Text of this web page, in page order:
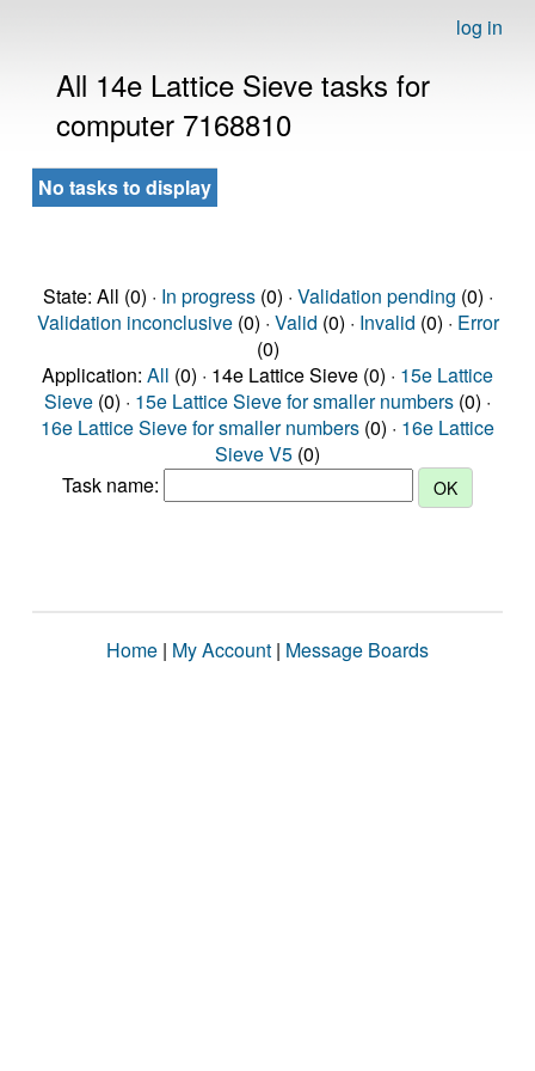
log in
All 14e Lattice Sieve tasks for
computer 7168810
No tasks to display
State: All (0) · In progress(0) · Validation pending (0) ·
Validation inconclusive(0) · Valid (0) · Invalid (0) · Error
(0)
Application: All (0) · 14e Lattice Sieve (0) · 15e Lattice
Sieve (0) · 15e Lattice Sieve for smaller numbers (0) ·
16e Lattice Sieve for smaller numbers (0) · 16e Lattice
Sieve V5 (0)
Task name:
Home | My Account | Message Boards